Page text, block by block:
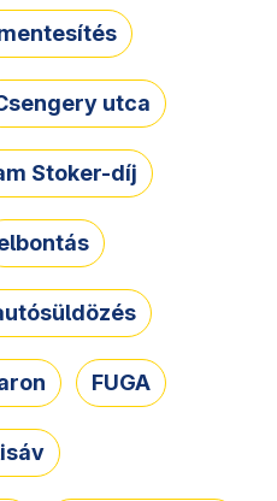
utca
Stoker-díj
FUGA